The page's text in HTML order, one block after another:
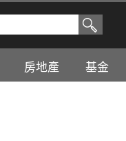
房地產 基金